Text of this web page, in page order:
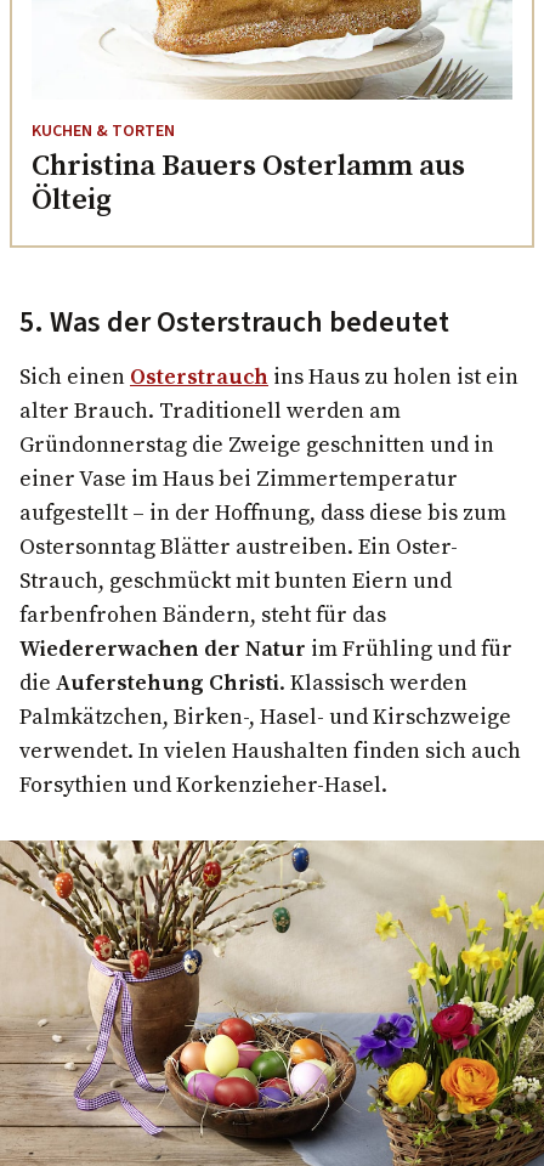
KUCHEN & TORTEN
Christina Bauers Osterlamm aus
Ölteig
5. Was der Osterstrauch bedeutet
Sich einen Osterstrauch ins Haus zu holen ist ein
alter Brauch. Traditionell werden am
Gründonnerstag die Zweige geschnitten und in
einer Vase im Haus bei Zimmertemperatur
aufgestellt – in der Hoffnung, dass diese bis zum
Ostersonntag Blätter austreiben. Ein Oster-
Strauch, geschmückt mit bunten Eiern und
farbenfrohen Bändern, steht für das
Wiedererwachen der Natur im Frühling und für
die Auferstehung Christi. Klassisch werden
Palmkätzchen, Birken-, Hasel- und Kirschzweige
verwendet. In vielen Haushalten finden sich auch
Forsythien und Korkenzieher-Hasel.